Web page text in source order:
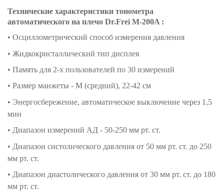
Технические характеристики тонометра
автоматического на плечо Dr.Frei M-200A :
• Осциллометрический способ измерения давления
• Жидкокристаллический тип дисплея
• Память для 2-х пользователей по 30 измерений
• Размер манжеты - М (средний), 22-42 см
• Энергосбережение, автоматическое выключение через 1,5
мин
• Диапазон измерений АД - 50-250 мм рт. ст.
• Диапазон систолического давления от 50 мм рт. ст. до 250
мм рт. ст.
• Диапазон диастолического давления от 30 мм рт. ст. до 180
мм рт. ст.